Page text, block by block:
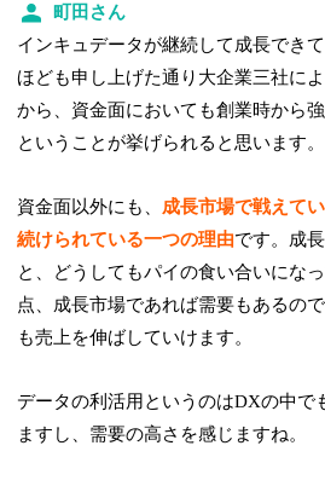
町田さん
インキュデータが継続して成長でき
ほども申し上げた通り大企業三社に
から、資金面においても創業時から
ということが挙げられると思います。
資金面以外にも、 成長市場で戦えて
続けられている一つの理由です。成
と、どうしてもパイの食い合いにな
点、成長市場であれば需要もあるの
も売上を伸ばしていけます。
データの利活用というのはDXの中で
ますし、需要の高さを感じますね。